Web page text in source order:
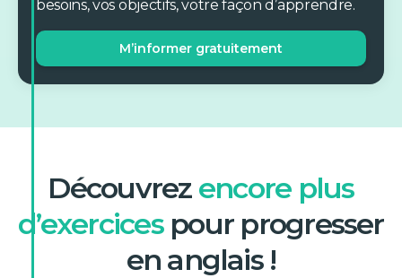
besoins, vos objectifs, votre façon d’apprendre.
M’informer gratuitement
Découvrez encore plus
d’exercicespour progresser
en anglais !